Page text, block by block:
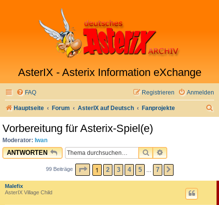
AsterIX - Asterix Information eXchange
FAQ Anmelden
Registrieren
Hauptseite Forum AsterIX auf Deutsch Fanprojekte
Vorbereitung für Asterix-Spiel(e)
Moderator: Iwan
ANTWORTEN SUCHEERWEITERTE
99 Beiträge SEITE1 VON7
1 2 3 4 5 7
Malefix
AsterIX Village Child